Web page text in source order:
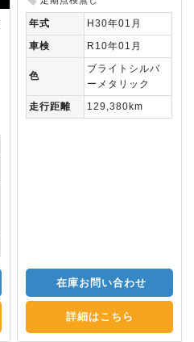
年式
H30年01月
車検
R10年01月
色
ブライトシルバ
ーメタリック
走行距離
129,380km
在庫お問い合わせ
詳細はこちら